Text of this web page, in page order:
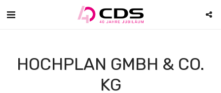
HOCHPLAN GMBH & CO.
KG